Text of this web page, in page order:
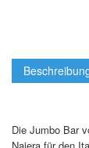
Die Jumbo Bar